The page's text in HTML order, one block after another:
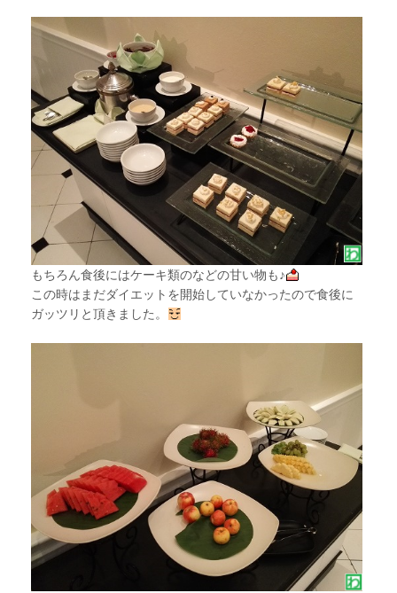
もちろん食後にはケーキ類のなどの甘い物も♪
この時はまだダイエットを開始していなかったので食後に
ガッツリと頂きました。